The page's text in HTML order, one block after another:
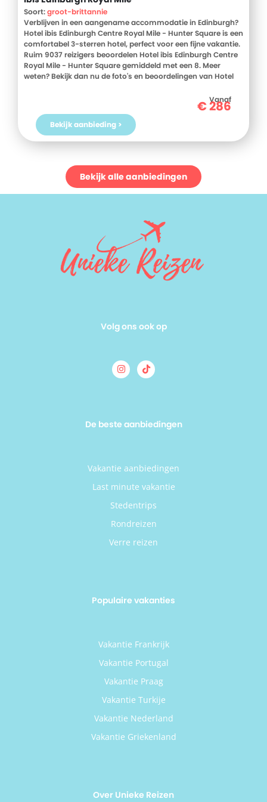
Soort:groot-brittannie
Verblijven in een aangename accommodatie in Edinburgh?
Hotel ibis Edinburgh Centre Royal Mile - Hunter Square is een
comfortabel 3-sterren hotel, perfect voor een fijne vakantie.
Ruim 9037 reizigers beoordelen Hotel ibis Edinburgh Centre
Royal Mile - Hunter Square gemiddeld met een 8. Meer
weten? Bekijk dan nu de foto's en beoordelingen van Hotel
informatie! Ben jij toe aan een heerlijke vakantie in Groot-
Brittannie? Boek jouw vakantie naar Hotel ibis Edinburgh
Centre Royal Mile - Hunter Square vandaag nog!
Vanaf
€286
Bekijk aanbieding >
Bekijk alle aanbiedingen
Volg ons ook op
De beste aanbiedingen
Vakantie aanbiedingen
Last minute vakantie
Stedentrips
Rondreizen
Verre reizen
Populaire vakanties
Vakantie Frankrijk
Vakantie Portugal
Vakantie Praag
Vakantie Turkije
Vakantie Nederland
Vakantie Griekenland
Over Unieke Reizen